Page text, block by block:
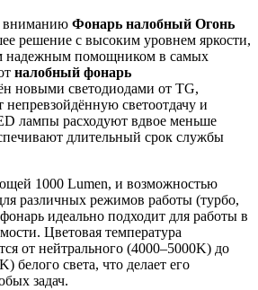
вниманию Фонарь налобный Огонь
решение с высоким уровнем яркости,
надежным помощником в самых
налобный фонарь
новыми светодиодами от TG,
непревзойдённую светоотдачу и
лампы расходуют вдвое меньше
длительный срок службы
1000 Lumen, и возможностью
различных режимов работы (турбо,
идеально подходит для работы в
Цветовая температура
от нейтрального (4000–5000K) до
белого света, что делает его
задач.